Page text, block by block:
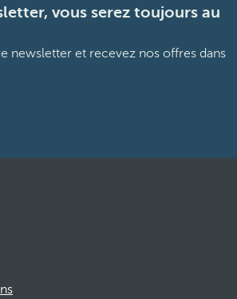
vous serez toujours au
newsletter et recevez nos offres dans